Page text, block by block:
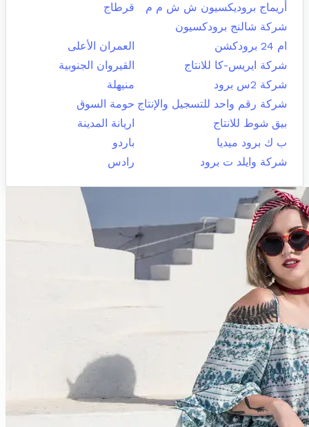
أريماج بروديكسيون ش ش م م
قرطاج
شركة شالنج برودكسيون
ام 24 برودكشن
العمران الأعلى
شركة ايريس-كا للانتاج
القيروان الجنوبية
شركة 2س برود
منيهلة
شركة رقم واحد للتسجيل والإنتاج حومة السوق
بيق شوط للانتاج
اريانة المدينة
ب ك برود ميديا
باردو
شركة وايلد ت برود
رادس